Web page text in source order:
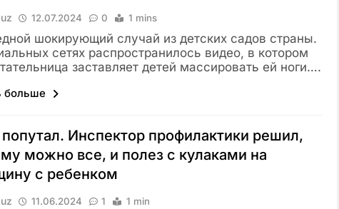
12.07.2024 0 1 mins
шокирующий случай из детских садов страны.
сетях распространилось видео, в котором
заставляет детей массировать ей ноги….
больше
Инспектор профилактики решил,
можно все, и полез с кулаками на
с ребенком
11.06.2024 1 1 min